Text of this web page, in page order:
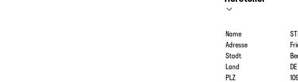
Name
Adresse
Stadt
Land
DE
PLZ